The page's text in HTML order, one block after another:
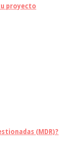
proyecto
(MDR)?